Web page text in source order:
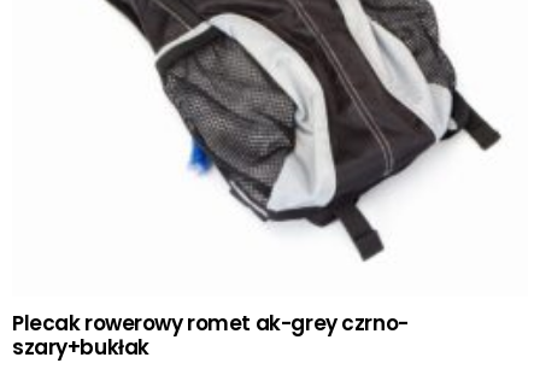
Plecak rowerowy romet ak-grey czrno-
szary+bukłak